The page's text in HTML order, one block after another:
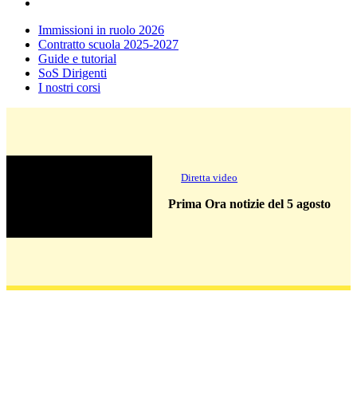
Immissioni in ruolo 2026
Contratto scuola 2025-2027
Guide e tutorial
SoS Dirigenti
I nostri corsi
Diretta video
Prima Ora notizie del 5 agosto